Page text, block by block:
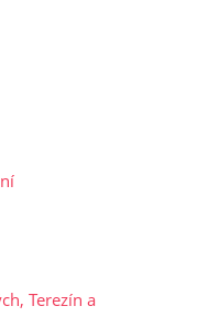
Terezín a